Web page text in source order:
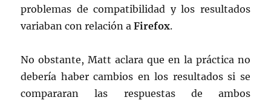
problemas de compatibilidad y los resultados
variaban con relación aFirefox.
No obstante, Matt aclara que en la práctica no
debería haber cambios en los resultados si se
compararan las respuestas de ambos